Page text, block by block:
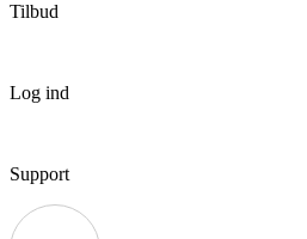
Tilbud
Log ind
Support